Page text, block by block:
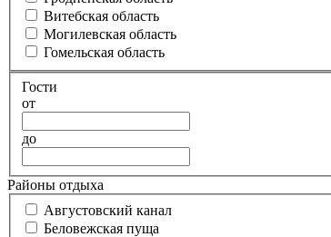
Витебская область
Могилевская область
Гомельская область
Гости
от
до
Районы отдыха
Августовский канал
Беловежская пуща